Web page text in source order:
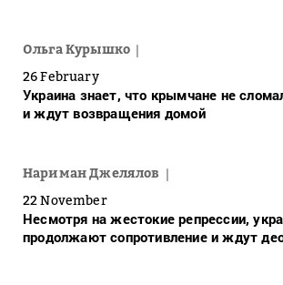
Ольга Курышко
26 February
Украина знает, что крымчане не
и ждут возвращения домой
Нариман Джелялов
22 November
Несмотря на жестокие репрессии,
продолжают сопротивление и ждут